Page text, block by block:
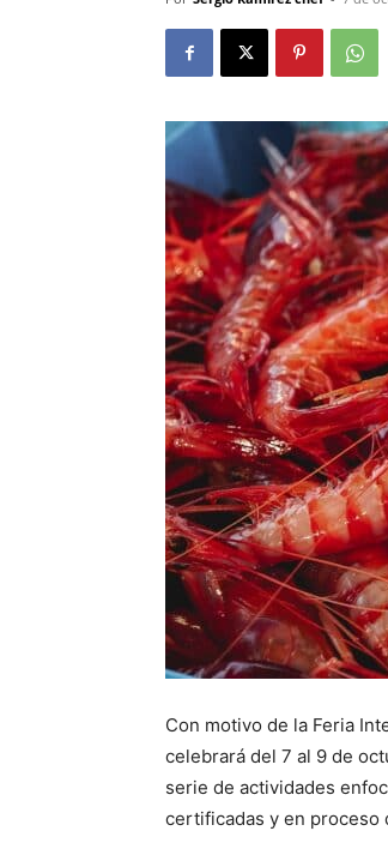
Con motivo de la Feria
celebrará del 7 al 9 de
serie de actividades
certificadas y en proceso